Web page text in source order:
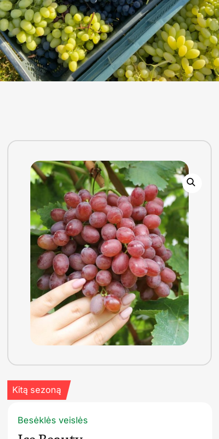
Kitą sezoną
Besėklės veislės